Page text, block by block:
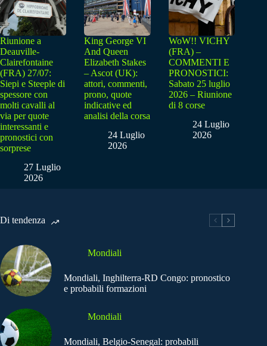
Riunione a
Deauville-
Clairefontaine
(FRA) 27/07:
Siepi e Steeple di
spessore con
molti cavalli al
via per quote
interessanti e
pronostici con
sorprese
27 Luglio
2026
King George VI
And Queen
Elizabeth Stakes
– Ascot (UK):
attori, commenti,
prono, quote
indicative ed
analisi della corsa
24 Luglio
2026
WoW!! VICHY
(FRA) –
COMMENTI E
PRONOSTICI:
Sabato 25 luglio
2026 – Riunione
di 8 corse
24 Luglio
2026
Di tendenza
Mondiali
Mondiali, Inghilterra-RD Congo: pronostico
e probabili formazioni
Mondiali
Mondiali, Belgio-Senegal: probabili